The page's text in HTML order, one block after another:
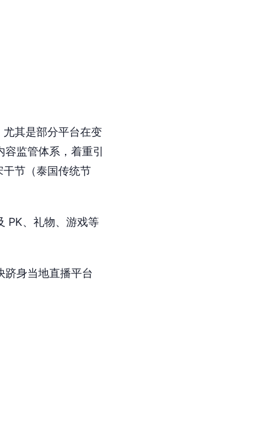
尤其是部分平台在变
容监管体系，着重引
节（泰国传统节
PK、礼物、游戏等
跻身当地直播平台